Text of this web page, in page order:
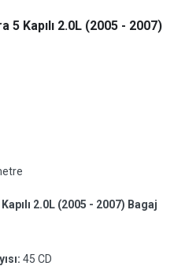
5 Kapılı 2.0L (2005 - 2007)
2.0L (2005 - 2007) Bagaj
45 CD